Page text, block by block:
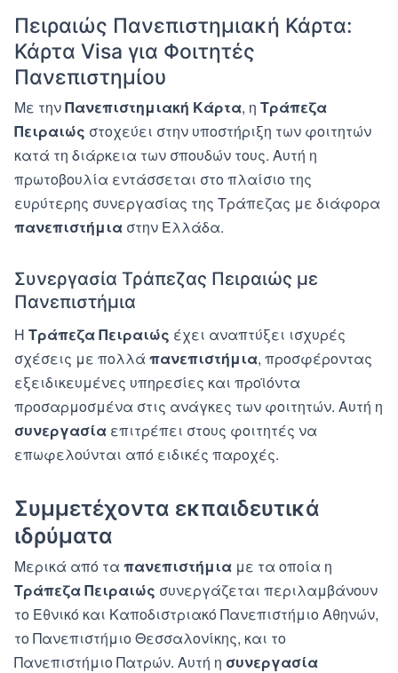
Πειραιώς Πανεπιστημιακή Κάρτα:
Κάρτα Visa για Φοιτητές
Πανεπιστημίου
Με τηνΠανεπιστημιακή Κάρτα, η Τράπεζα
Πειραιώς στοχεύει στην υποστήριξη των φοιτητών
κατά τη διάρκεια των σπουδών τους. Αυτή η
πρωτοβουλία εντάσσεται στο πλαίσιο της
ευρύτερης συνεργασίας της Τράπεζας με διάφορα
πανεπιστήμια στην Ελλάδα.
Συνεργασία Τράπεζας Πειραιώς με
Πανεπιστήμια
Η Τράπεζα Πειραιώς έχει αναπτύξει ισχυρές
σχέσεις με πολλά πανεπιστήμια, προσφέροντας
εξειδικευμένες υπηρεσίες και προϊόντα
προσαρμοσμένα στις ανάγκες των φοιτητών. Αυτή η
συνεργασία επιτρέπει στους φοιτητές να
επωφελούνται από ειδικές παροχές.
Συμμετέχοντα εκπαιδευτικά
ιδρύματα
Μερικά από τα πανεπιστήμια με τα οποία η
Τράπεζα Πειραιώς συνεργάζεται περιλαμβάνουν
το Εθνικό και Καποδιστριακό Πανεπιστήμιο Αθηνών,
το Πανεπιστήμιο Θεσσαλονίκης, και το
Πανεπιστήμιο Πατρών. Αυτή η συνεργασία